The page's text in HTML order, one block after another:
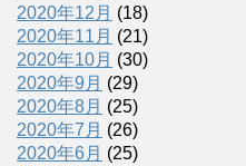
2020年12月 (18)
2020年11月 (21)
2020年10月 (30)
2020年9月 (29)
2020年8月 (25)
2020年7月 (26)
2020年6月 (25)